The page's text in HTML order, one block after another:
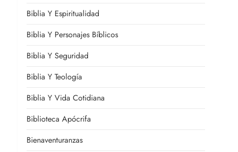
Biblia Y Espiritualidad
Biblia Y Personajes Bíblicos
Biblia Y Seguridad
Biblia Y Teología
Biblia Y Vida Cotidiana
Biblioteca Apócrifa
Bienaventuranzas